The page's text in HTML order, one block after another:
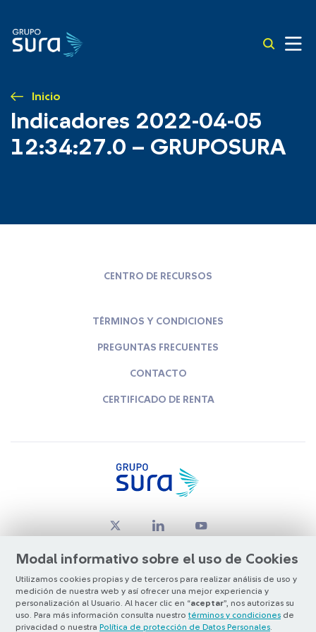
Inicio
Indicadores 2022-04-05
12:34:27.0 – GRUPOSURA
Modal informativo sobre el uso de Cookies
Utilizamos cookies propias y de terceros para realizar análisis de uso y
medición de nuestra web y así ofrecer una mejor experiencia y
personalización al Usuario. Al hacer clic en “aceptar”, nos autorizas su
uso. Para más información consulta nuestro términos y condiciones de
privacidad o nuestra Política de protección de Datos Personales
CENTRO DE RECURSOS
TÉRMINOS Y CONDICIONES
PREGUNTAS FRECUENTES
CONTACTO
CERTIFICADO DE RENTA
© Copyright Grupo SURA 2026